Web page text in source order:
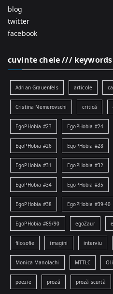
blog
twitter
facebook
cuvinte cheie /// keywords
Adrian Grauenfels articole
Cristina Nemerovschi critică
EgoPHobia #23 EgoPHobia #24
EgoPHobia #26 EgoPHobia #28
EgoPHobia #31 EgoPHobia #32
EgoPHobia #34 EgoPHobia #35
EgoPHobia #38 EgoPHobia #39-40
EgoPHobia #89/90 egoZaur
filosofie imagini interviu
Monica Manolachi MTTLC
poezie proză proză scurtă